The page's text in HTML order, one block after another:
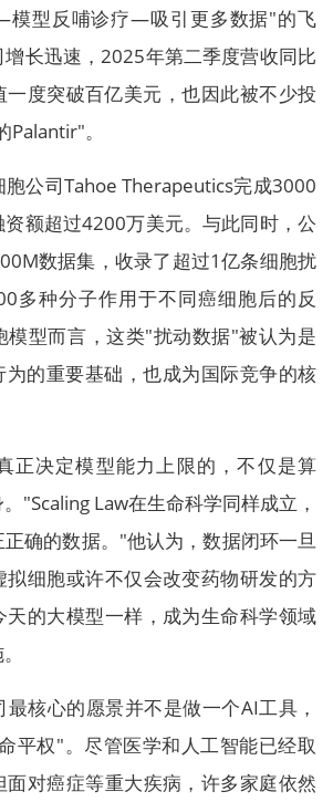
型反哺诊疗—吸引更多数据"的飞
长迅速，2025年第二季度营收同比
度突破百亿美元，也因此被不少投
。
公司Tahoe Therapeutics完成3000
额超过4200万美元。与此同时，公
数据集，收录了超过1亿条细胞扰
多种分子作用于不同癌细胞后的反
模型而言，这类"扰动数据"被认为是
的重要基础，也成为国际竞争的核
正决定模型能力上限的，不仅是算
"Scaling Law在生命科学同样成立，
确的数据。"他认为，数据闭环一旦
拟细胞或许不仅会改变药物研发的方
天的大模型一样，成为生命科学领域
核心的愿景并不是做一个AI工具，
平权"。尽管医学和人工智能已经取
对癌症等重大疾病，许多家庭依然